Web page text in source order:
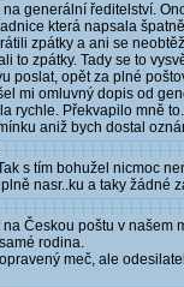
generální ředitelství.
která napsala
zpátky a ani se
to zpátky. Tady se to
poslat, opět za plné
mi omluvný dopis od
rychle. Překvapilo mně
aniž bych dostal
s tím bohužel nicmoc
nasr..ku a taky žádné
Českou poštu v
rodina.
meč, ale